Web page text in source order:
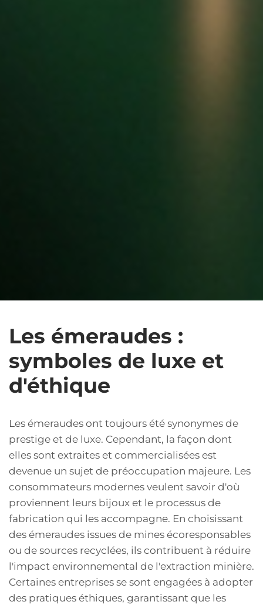
Les émeraudes :
symboles de luxe et
d'éthique
Les émeraudes ont toujours été synonymes de
prestige et de luxe. Cependant, la façon dont
elles sont extraites et commercialisées est
devenue un sujet de préoccupation majeure. Les
consommateurs modernes veulent savoir d'où
proviennent leurs bijoux et le processus de
fabrication qui les accompagne. En choisissant
des émeraudes issues de mines écoresponsables
ou de sources recyclées, ils contribuent à réduire
l'impact environnemental de l'extraction minière.
Certaines entreprises se sont engagées à adopter
des pratiques éthiques, garantissant que les